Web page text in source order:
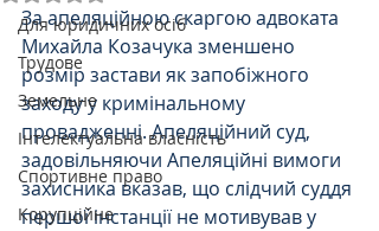
Для юридичних осіб
Трудове
Земельне
Інтелектуальна власність
Спортивне право
Корупційне
За апеляційною скаргою адвоката
Михайла Козачука зменшено
розмір застави як запобіжного
заходу у кримінальному
провадженні. Апеляційний суд,
задовільняючи Апеляційні вимоги
захисника вказав, що слідчий суддя
першої інстанції не мотивував у